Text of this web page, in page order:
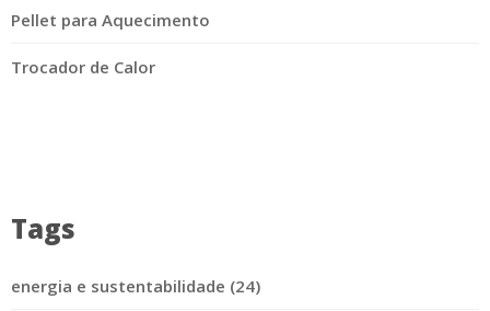
Pellet para Aquecimento
Trocador de Calor
Tags
energia e sustentabilidade (24)